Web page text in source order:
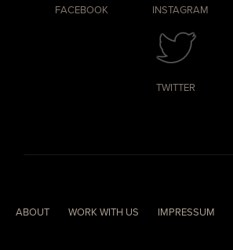
FACEBOOK INSTAGRAM
TWITTER
ABOUT WORK WITH US IMPRESSUM